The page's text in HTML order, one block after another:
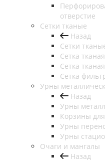
отверстие
Сетки тканые
Назад
Сетки
Сетка
Сетка
Сетка
Урны
Назад
Урны
Корзины
Урны
Урны
Очаги и мангалы
Назад